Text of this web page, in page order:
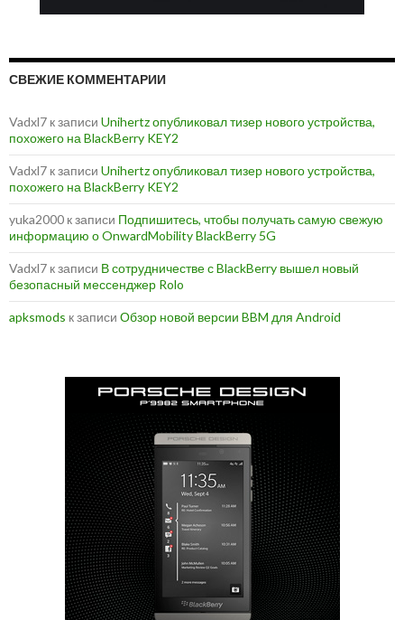
СВЕЖИЕ КОММЕНТАРИИ
Vadxl7 к записи Unihertz опубликовал тизер нового устройства,
похожего на BlackBerry KEY2
Vadxl7 к записи Unihertz опубликовал тизер нового устройства,
похожего на BlackBerry KEY2
yuka2000 к записи Подпишитесь, чтобы получать самую свежую
информацию о OnwardMobility BlackBerry 5G
Vadxl7 к записи В сотрудничестве с BlackBerry вышел новый
безопасный мессенджер Rolo
apksmods к записи Обзор новой версии BBM для Android